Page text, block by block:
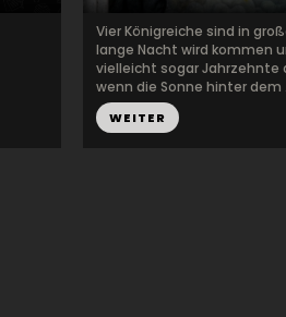
Vier Königreiche sind in
lange Nacht wird kommen
vielleicht sogar Jahrzehnte
wenn die Sonne hinter dem
WEITER